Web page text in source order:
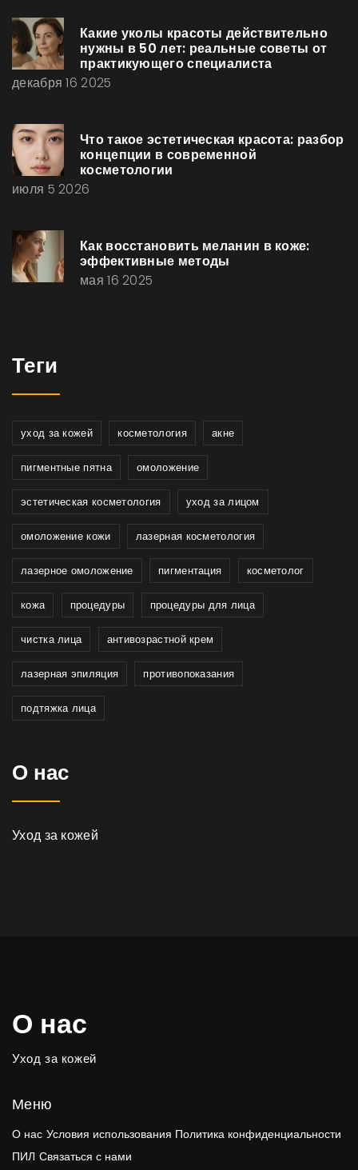
Какие уколы красоты действительно
нужны в 50 лет: реальные советы от
практикующего специалиста
декабря 16 2025
Что такое эстетическая красота: разбор
концепции в современной
косметологии
июля 5 2026
Как восстановить меланин в коже:
эффективные методы
мая 16 2025
Теги
уход за кожей косметология акне
пигментные пятна омоложение
эстетическая косметология уход за лицом
омоложение кожи лазерная косметология
лазерное омоложение пигментация косметолог
кожа процедуры процедуры для лица
чистка лица антивозрастной крем
лазерная эпиляция противопоказания
подтяжка лица
О нас
Уход за кожей
О нас
Уход за кожей
Меню
О нас Условия использования Политика конфиденциальности
ПИЛ Связаться с нами